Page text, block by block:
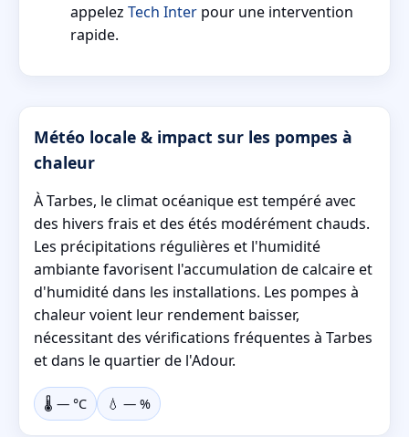
appelez Tech Inter pour une intervention
rapide.
Météo locale & impact sur les pompes à
chaleur
À Tarbes, le climat océanique est tempéré avec
des hivers frais et des étés modérément chauds.
Les précipitations régulières et l'humidité
ambiante favorisent l'accumulation de calcaire et
d'humidité dans les installations. Les pompes à
chaleur voient leur rendement baisser,
nécessitant des vérifications fréquentes à Tarbes
et dans le quartier de l'Adour.
🌡️ — °C 💧 — %